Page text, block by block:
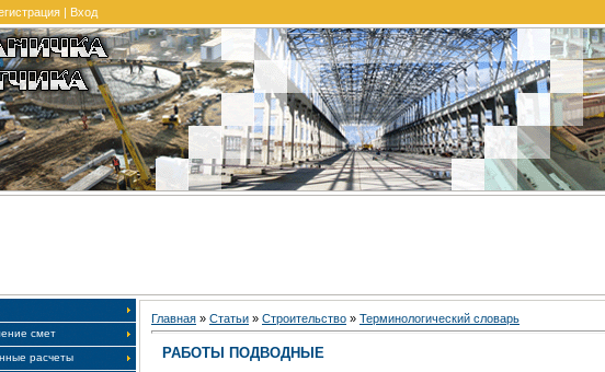
| Вход
смет
расчеты
Главная » Статьи » Строительство » Терминологический словарь
РАБОТЫ ПОДВОДНЫЕ